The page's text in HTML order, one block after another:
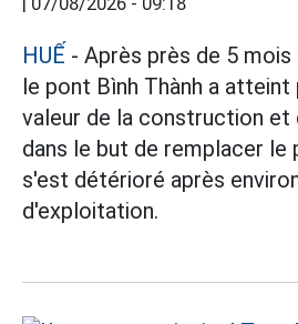
HUẾ - Après près de 5
le pont Bình Thành a atteint
valeur de la construction et
dans le but de remplacer le
s'est détérioré après
d'exploitation.